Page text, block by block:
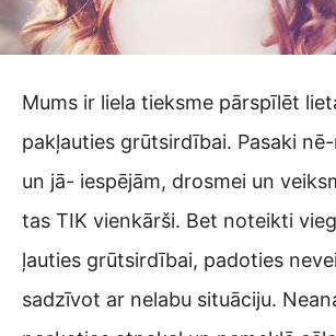
Mums ir liela tieksme pārspīlēt
pakļauties grūtsirdībai. Pasaki
un jā- iespējām, drosmei un
tas TIK vienkārši. Bet noteikti
ļauties grūtsirdībai, padoties
sadzīvot ar nelabu situāciju.